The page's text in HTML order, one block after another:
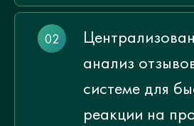
анализ
системе для
реакции на